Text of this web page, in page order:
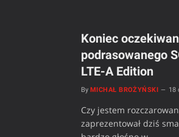
Koniec
podrasowanego
LTE-A Edition
By MICHAŁ BROŻYŃSKI 18
Czy jestem
zaprezentował dziś